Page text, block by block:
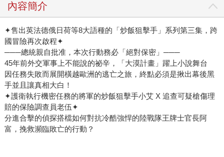
內容簡介
✦售出英法德俄日荷等8大語種的「炒飯狙擊手」系列第三集，跨
國冒險再次啟程✦
───總統親自批准，本次行動務必「絕對保密」───
45年前外交軍事上不能說的祕辛，「大漠計畫」躍上小說舞台
因任務失敗而展開橫越歐洲的逃亡之旅，終點必須是揪出幕後黑
手並且讓真相大白！
✦護衛執行機密任務的將軍的炒飯狙擊手小艾 X 追查可疑槍傷理
賠的保險調查員老伍✦
分進合擊的偵探搭檔如何對抗冷酷強悍的陸戰隊王牌士官長阿
富，挽救瀕臨敗亡的行動？